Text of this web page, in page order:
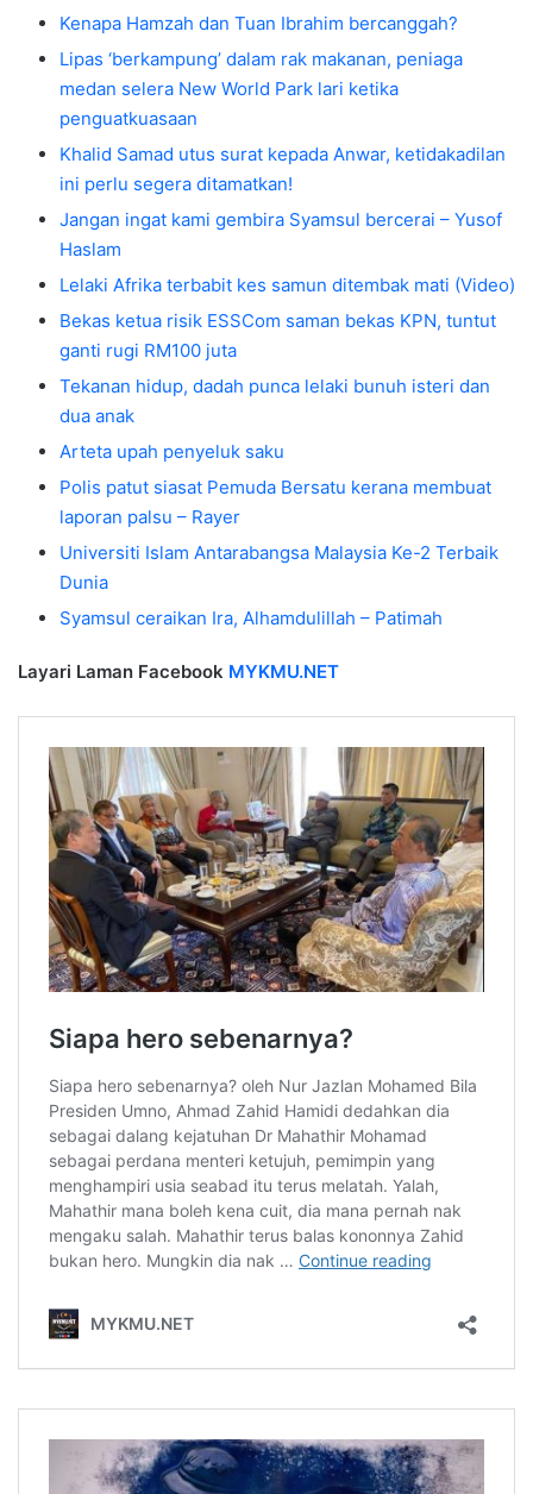
Kenapa Hamzah dan Tuan Ibrahim bercanggah?
Lipas ‘berkampung’ dalam rak makanan, peniaga
medan selera New World Park lari ketika
penguatkuasaan
Khalid Samad utus surat kepada Anwar, ketidakadilan
ini perlu segera ditamatkan!
Jangan ingat kami gembira Syamsul bercerai – Yusof
Haslam
Lelaki Afrika terbabit kes samun ditembak mati (Video)
Bekas ketua risik ESSCom saman bekas KPN, tuntut
ganti rugi RM100 juta
Tekanan hidup, dadah punca lelaki bunuh isteri dan
dua anak
Arteta upah penyeluk saku
Polis patut siasat Pemuda Bersatu kerana membuat
laporan palsu – Rayer
Universiti Islam Antarabangsa Malaysia Ke-2 Terbaik
Dunia
Syamsul ceraikan Ira, Alhamdulillah – Patimah
Layari Laman Facebook MYKMU.NET